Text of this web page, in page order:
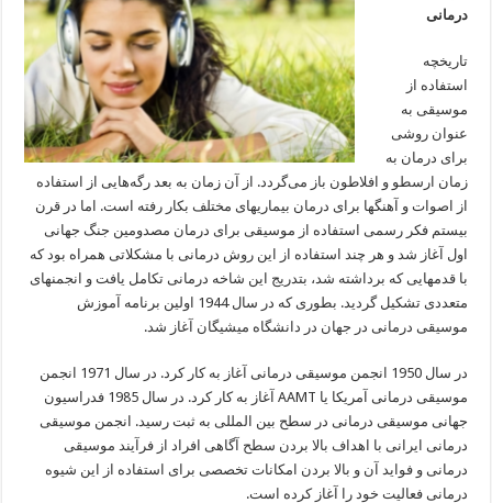
درمانی
تاریخچه
استفاده از
موسیقی به
عنوان روشی
برای درمان به
زمان ارسطو و افلاطون باز می‌گردد. از آن زمان به بعد رگه‌هایی از استفاده
از اصوات و آهنگها برای درمان بیماریهای مختلف بکار رفته است. اما در قرن
بیستم فکر رسمی استفاده از موسیقی برای درمان مصدومین جنگ جهانی
اول آغاز شد و هر چند استفاده از این روش درمانی با مشکلاتی همراه بود که
با قدمهایی که برداشته شد، بتدریج این شاخه درمانی تکامل یافت و انجمنهای
متعددی تشکیل گردید. بطوری که در سال 1944 اولین برنامه آموزش
موسیقی درمانی در جهان در دانشگاه میشیگان آغاز شد.
در سال 1950 انجمن موسیقی درمانی آغاز به کار کرد. در سال 1971 انجمن
موسیقی درمانی آمریکا یا AAMT آغاز به کار کرد. در سال 1985 فدراسیون
جهانی موسیقی درمانی در سطح بین المللی به ثبت رسید. انجمن موسیقی
درمانی ایرانی با اهداف بالا بردن سطح آگاهی افراد از فرآیند موسیقی
درمانی و فواید آن و بالا بردن امکانات تخصصی برای استفاده از این شیوه
درمانی فعالیت خود را آغاز کرده است.